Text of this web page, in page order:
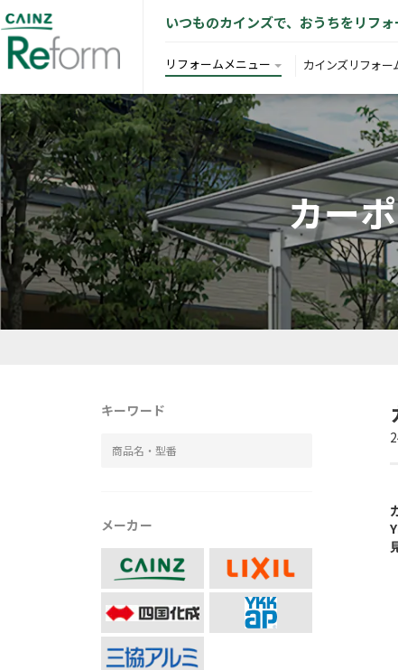
いつものカインズで、おうちをリフォ
リフォームメニュー カインズリフォー
カー
キーワード
メーカー